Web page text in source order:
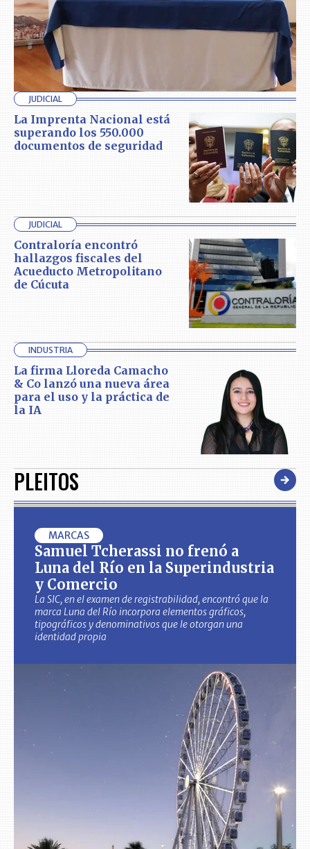
JUDICIAL
La Imprenta Nacional está
superando los 550.000
documentos de seguridad
JUDICIAL
Contraloría encontró
hallazgos fiscales del
Acueducto Metropolitano
de Cúcuta
INDUSTRIA
La firma Lloreda Camacho
& Co lanzó una nueva área
para el uso y la práctica de
la IA
PLEITOS
MARCAS
Samuel Tcherassi no frenó a
Luna del Río en la Superindustria
y Comercio
La SIC, en el examen de registrabilidad, encontró que la
marca Luna del Río incorpora elementos gráficos,
tipográficos y denominativos que le otorgan una
identidad propia